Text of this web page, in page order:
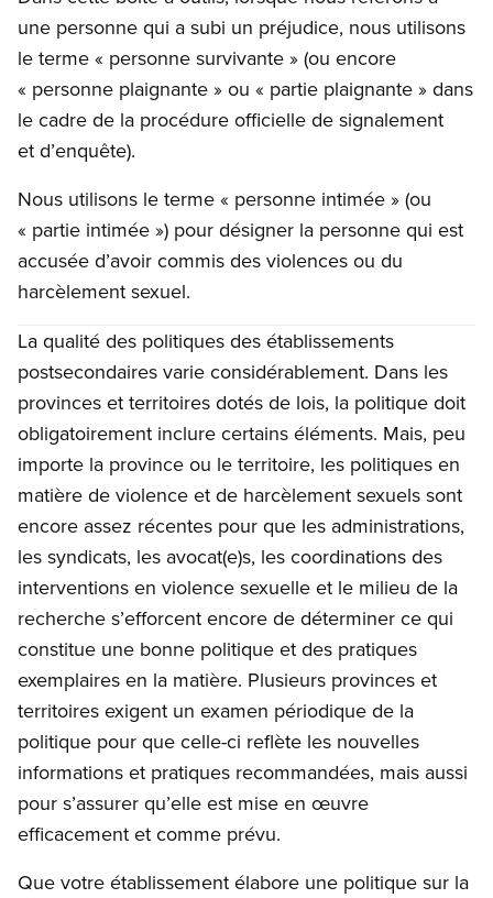
une personne qui a subi un préjudice, nous utilisons
le terme « personne survivante » (ou encore
« personne plaignante » ou « partie plaignante » dans
le cadre de la procédure officielle de signalement
et d’enquête).
Nous utilisons le terme « personne intimée » (ou
« partie intimée ») pour désigner la personne qui est
accusée d’avoir commis des violences ou du
harcèlement sexuel.
La qualité des politiques des établissements
postsecondaires varie considérablement. Dans les
provinces et territoires dotés de lois, la politique doit
obligatoirement inclure certains éléments. Mais, peu
importe la province ou le territoire, les politiques en
matière de violence et de harcèlement sexuels sont
encore assez récentes pour que les administrations,
les syndicats, les avocat(e)s, les coordinations des
interventions en violence sexuelle et le milieu de la
recherche s’efforcent encore de déterminer ce qui
constitue une bonne politique et des pratiques
exemplaires en la matière. Plusieurs provinces et
territoires exigent un examen périodique de la
politique pour que celle-ci reflète les nouvelles
informations et pratiques recommandées, mais aussi
pour s’assurer qu’elle est mise en œuvre
efficacement et comme prévu.
Que votre établissement élabore une politique sur la